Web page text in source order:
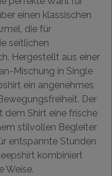
einen klassischen
die für
seitlichen
Hergestellt aus einer
Mischung in Single
ein angenehmes
Der
dem Shirt eine frische
stilvollen Begleiter
entspannte Stunden
kombiniert
Weise.